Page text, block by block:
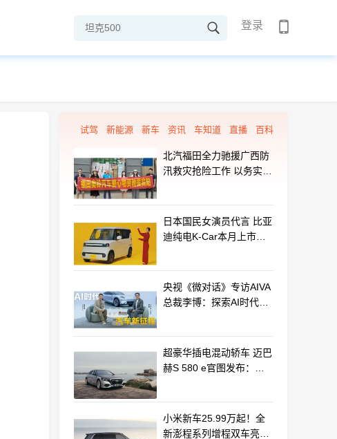
登录
试驾 新能源 新车 资讯 车知道 直播 百科
北汽福田全力驰援广西防
汛救灾抢险工作 以务实行
日本国民女演员代言 比亚
迪纯电K-Car本月上市：
央视《微对话》专访AIVA
总裁李博：探索AI时代汽
超豪华插电混动轿车 迈巴
赫S 580 e官图发布：老
小米新车25.99万起！全
新澎程系列增程双车亮相